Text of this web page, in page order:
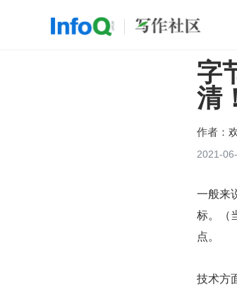
开源
字
清！
作者：
2021-
一般来
标。（
点。
技术方